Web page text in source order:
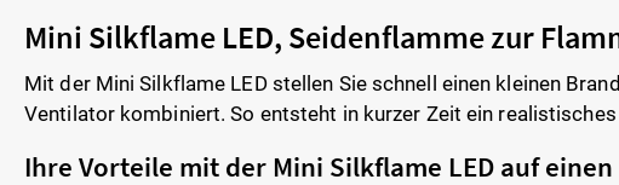
Mini Silkflame LED, Seidenflamme zur
Mit der Mini Silkflame LED stellen Sie schnell einen kleinen
Ventilator kombiniert. So entsteht in kurzer Zeit ein
Ihre Vorteile mit der Mini Silkflame LED auf